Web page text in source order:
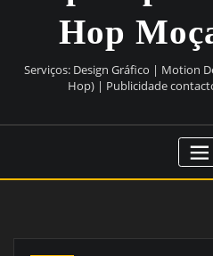
Hop
Serviços: Design Gráfico | Motion
Hop) | Publicidade